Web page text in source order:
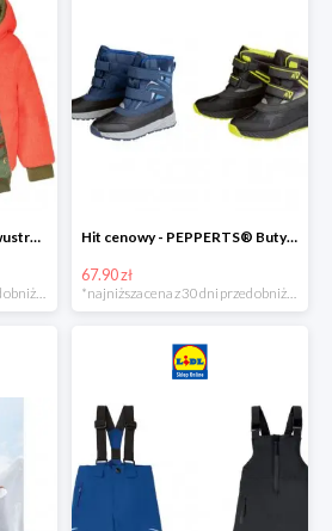
Hit cenowy - LUPILU® Dwustronna kurtka dziecięca z polarem
*najniższa cena z 30 dni przed obniżką
Hit cenowy - PEPPERTS® Buty zimowe chłopięce
67.90 zł
*najniższa cena z 30 dni przed obniżką